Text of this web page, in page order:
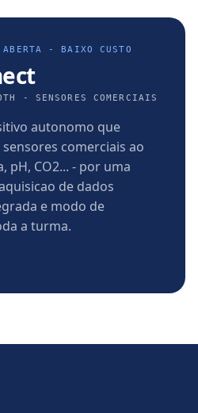
- BAIXO CUSTO
- SENSORES COMERCIAIS
autonomo que
comerciais ao
pH, CO2... - por uma
de dados
e modo de
a turma.